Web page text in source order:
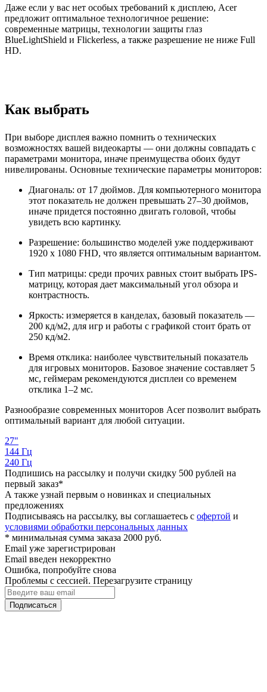
Даже если у вас нет особых требований к дисплею, Acer
предложит оптимальное технологичное решение:
современные матрицы, технологии защиты глаз
BlueLightShield и Flickerless, а также разрешение не ниже Full
HD.
Как выбрать
При выборе дисплея важно помнить о технических
возможностях вашей видеокарты — они должны совпадать с
параметрами монитора, иначе преимущества обоих будут
нивелированы. Основные технические параметры мониторов:
Диагональ: от 17 дюймов. Для компьютерного монитора
этот показатель не должен превышать 27–30 дюймов,
иначе придется постоянно двигать головой, чтобы
увидеть всю картинку.
Разрешение: большинство моделей уже поддерживают
1920 x 1080 FHD, что является оптимальным вариантом.
Тип матрицы: среди прочих равных стоит выбрать IPS-
матрицу, которая дает максимальный угол обзора и
контрастность.
Яркость: измеряется в канделах, базовый показатель —
200 кд/м2, для игр и работы с графикой стоит брать от
250 кд/м2.
Время отклика: наиболее чувствительный показатель
для игровых мониторов. Базовое значение составляет 5
мс, геймерам рекомендуются дисплеи со временем
отклика 1–2 мс.
Разнообразие современных мониторов Acer позволит выбрать
оптимальный вариант для любой ситуации.
27"
144 Гц
240 Гц
Подпишись на рассылку и получи скидку 500 рублей на
первый заказ*
А также узнай первым о новинках и специальных
предложениях
Подписываясь на рассылку, вы соглашаетесь с офертой и
условиями обработки персональных данных
* минимальная сумма заказа 2000 руб.
Email уже зарегистрирован
Email введен некорректно
Ошибка, попробуйте снова
Проблемы с сессией. Перезагрузите страницу
Подписаться